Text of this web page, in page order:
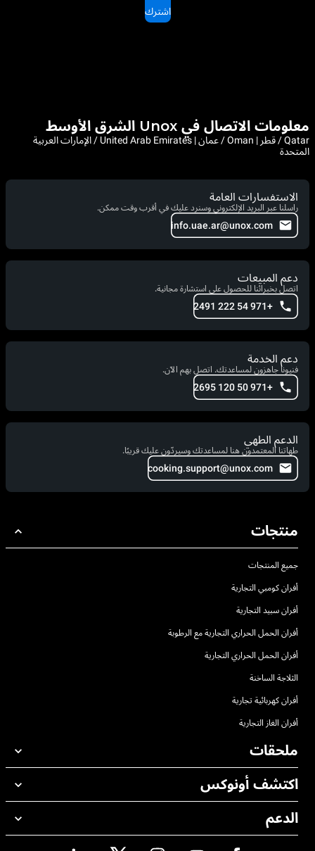
اشترك
معلومات الاتصال في Unox الشرق الأوسط
Qatar / قطر | Oman / عمان | United Arab Emirates / الإمارات العربية
المتحدة
الاستفسارات العامة
راسلنا عبر البريد الإلكتروني وسنرد عليك في أقرب وقت ممكن.
info.uae.ar@unox.com
دعم المبيعات
اتصل بخبرائنا للحصول على استشارة مجانية.
+971 54 222 2491
دعم الخدمة
فنيونا جاهزون لمساعدتك. اتصل بهم الآن.
+971 50 120 2695
الدعم الطهي
طهاتنا المعتمدون هنا لمساعدتك وسيردّون عليك قريبًا.
cooking.support@unox.com
منتجات
جميع المنتجات
أفران كومبي التجارية
أفران سبيد التجارية
أفران الحمل الحراري التجارية مع الرطوبة
أفران الحمل الحراري التجارية
الثلاجة الساخنة
أفران كهربائية تجارية
أفران الغاز التجارية
ملحقات
جميع الملحقات
منظفات الغسيل اليدوي
اكتشف أونوكس
مكاتبنا حول العالم
الدعم